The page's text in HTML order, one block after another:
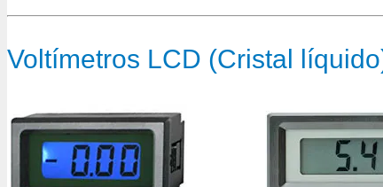
Voltímetros LCD (Cristal